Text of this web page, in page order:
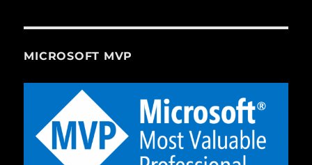
MICROSOFT MVP